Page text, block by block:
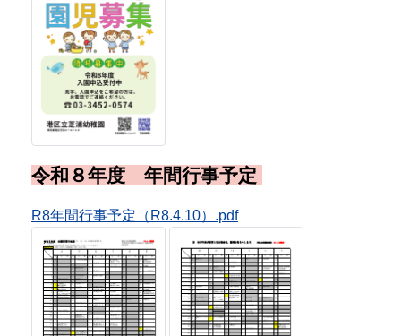
令和7年度「とうきょうすくわくプロ
グラム」活動報告